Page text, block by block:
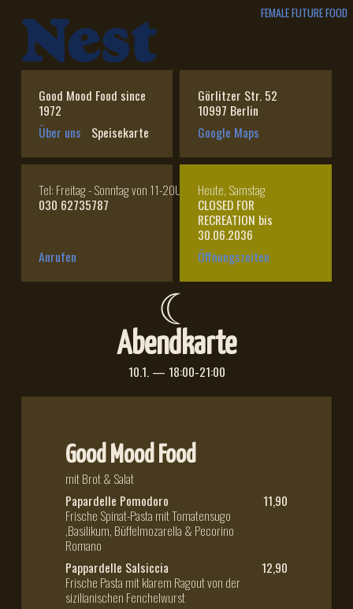
FEMALE FUTURE FOOD
Good Mood Food since
1972
Über uns
Speisekarte
Görlitzer Str. 52
10997 Berlin
Google Maps
Tel: Freitag - Sonntag von 11-20Uhr
030 62735787
Anrufen
Heute, Samstag
CLOSED FOR
RECREATION bis
30.06.2036
Öffnungszeiten
☾
Abendkarte
10.1. — 18:00-21:00
Good Mood Food
mit Brot & Salat
Papardelle Pomodoro
Frische Spinat-Pasta mit Tomatensugo
,Basilikum, Büffelmozarella & Pecorino
Romano
11,90
Pappardelle Salsiccia
Frische Pasta mit klarem Ragout von der
sizilianischen Fenchelwurst
12,90